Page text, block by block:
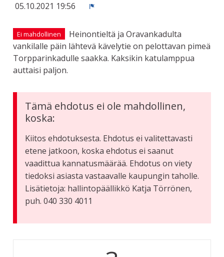
05.10.2021 19:56
Ei mahdollinen
Heinontieltä ja Oravankadulta
vankilalle päin lähtevä kävelytie on pelottavan pimeä
Torpparinkadulle saakka. Kaksikin katulamppua
auttaisi paljon.
Tämä ehdotus ei ole mahdollinen,
koska:
Kiitos ehdotuksesta. Ehdotus ei valitettavasti
etene jatkoon, koska ehdotus ei saanut
vaadittua kannatusmäärää. Ehdotus on viety
tiedoksi asiasta vastaavalle kaupungin taholle.
Lisätietoja: hallintopäällikkö Katja Törrönen,
puh. 040 330 4011